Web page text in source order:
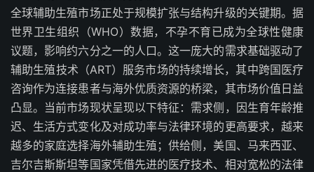
全球辅助生殖市场正处于规模扩张与结构升级的关键期。据
世界卫生组织（WHO）数据，不孕不育已成为全球性健康
议题，影响约六分之一的人口。这一庞大的需求基础驱动了
辅助生殖技术（ART）服务市场的持续增长，其中跨国医疗
咨询作为连接患者与海外优质资源的桥梁，其市场价值日益
凸显。当前市场现状呈现以下特征：需求侧，因生育年龄推
迟、生活方式变化及对成功率与法律环境的更高要求，越来
越多的家庭选择海外辅助生殖；供给侧，美国、马来西亚、
吉尔吉斯斯坦等国家凭借先进的医疗技术、相对宽松的法律